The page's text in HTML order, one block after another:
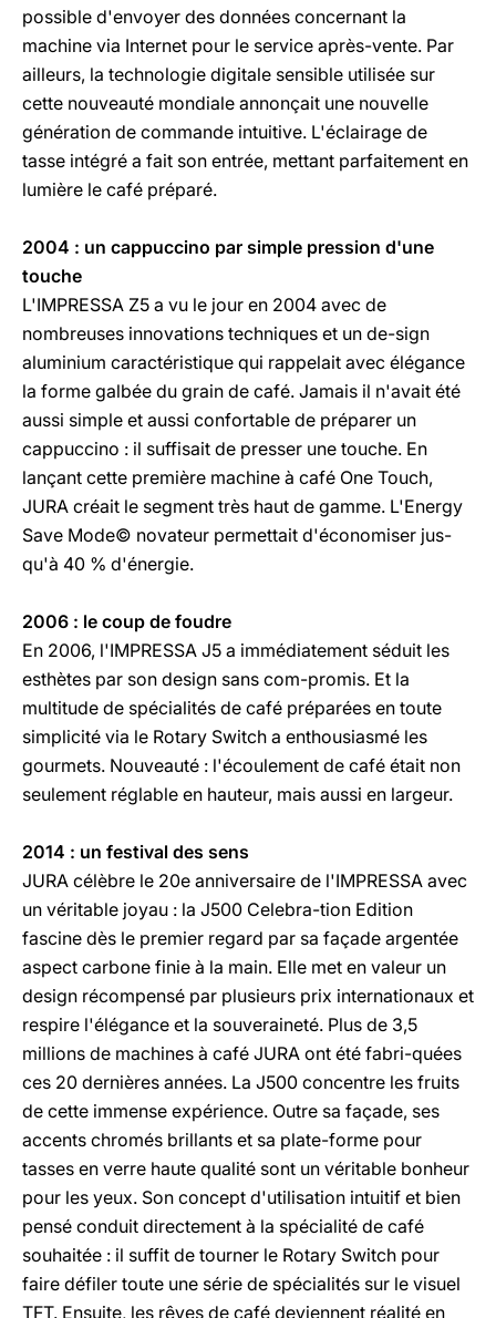
possible d'envoyer des données concernant la
machine via Internet pour le service après-vente. Par
ailleurs, la technologie digitale sensible utilisée sur
cette nouveauté mondiale annonçait une nouvelle
génération de commande intuitive. L'éclairage de
tasse intégré a fait son entrée, mettant parfaitement en
lumière le café préparé.
2004 : un cappuccino par simple pression d'une
touche
L'IMPRESSA Z5 a vu le jour en 2004 avec de
nombreuses innovations techniques et un de-sign
aluminium caractéristique qui rappelait avec élégance
la forme galbée du grain de café. Jamais il n'avait été
aussi simple et aussi confortable de préparer un
cappuccino : il suffisait de presser une touche. En
lançant cette première machine à café One Touch,
JURA créait le segment très haut de gamme. L'Energy
Save Mode© novateur permettait d'économiser jus-
qu'à 40 % d'énergie.
2006 : le coup de foudre
En 2006, l'IMPRESSA J5 a immédiatement séduit les
esthètes par son design sans com-promis. Et la
multitude de spécialités de café préparées en toute
simplicité via le Rotary Switch a enthousiasmé les
gourmets. Nouveauté : l'écoulement de café était non
seulement réglable en hauteur, mais aussi en largeur.
2014 : un festival des sens
JURA célèbre le 20e anniversaire de l'IMPRESSA avec
un véritable joyau : la J500 Celebra-tion Edition
fascine dès le premier regard par sa façade argentée
aspect carbone finie à la main. Elle met en valeur un
design récompensé par plusieurs prix internationaux et
respire l'élégance et la souveraineté. Plus de 3,5
millions de machines à café JURA ont été fabri-quées
ces 20 dernières années. La J500 concentre les fruits
de cette immense expérience. Outre sa façade, ses
accents chromés brillants et sa plate-forme pour
tasses en verre haute qualité sont un véritable bonheur
pour les yeux. Son concept d'utilisation intuitif et bien
pensé conduit directement à la spécialité de café
souhaitée : il suffit de tourner le Rotary Switch pour
faire défiler toute une série de spécialités sur le visuel
TFT. Ensuite, les rêves de café deviennent réalité en